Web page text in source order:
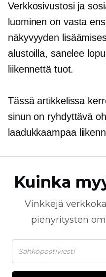
Verkkosivustosi ja
luominen on vasta
näkyvyyden
alustoilla, sanelee
liikennettä tuot.
Tässä artikkelissa
sinun on ryhdyttävä
laadukkaampaa
Kuinka
Vinkkejä
pienyritysten